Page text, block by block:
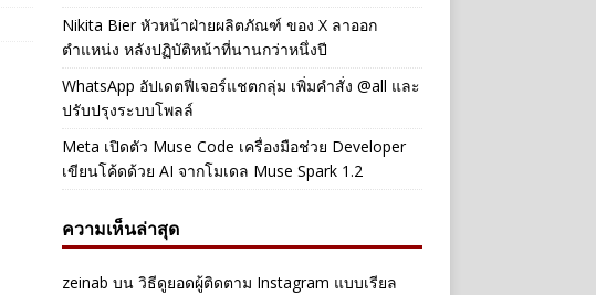
Nikita Bier หัวหน้าฝ่ายผลิตภัณฑ์ ของ X ลาออก
ตำแหน่ง หลังปฏิบัติหน้าที่นานกว่าหนึ่งปี
WhatsApp อัปเดตฟีเจอร์แชตกลุ่ม เพิ่มคำสั่ง @all และ
ปรับปรุงระบบโพลล์
Meta เปิดตัว Muse Code เครื่องมือช่วย Developer
เขียนโค้ดด้วย AI จากโมเดล Muse Spark 1.2
ความเห็นล่าสุด
zeinab บน วิธีดูยอดผู้ติดตาม Instagram แบบเรียล